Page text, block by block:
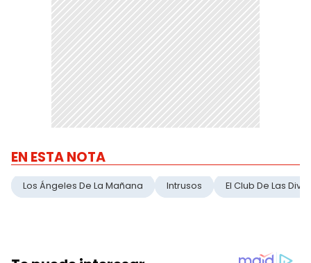
EN ESTA NOTA
Los Ángeles De La Mañana Intrusos El Club De Las